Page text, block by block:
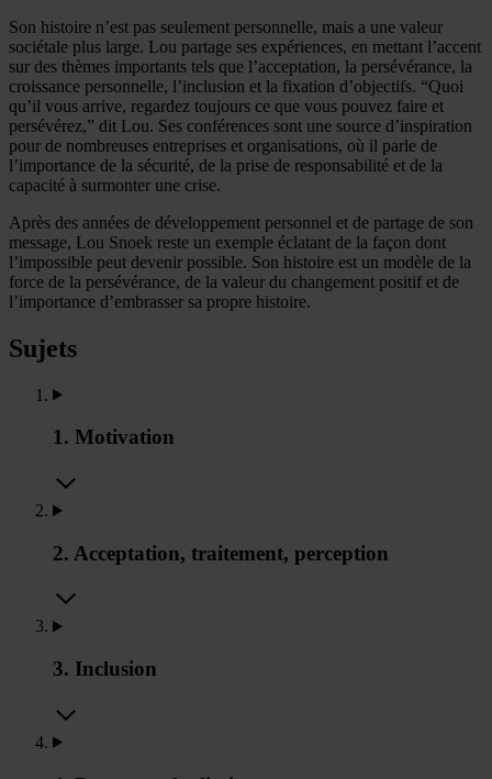
Son histoire n’est pas seulement personnelle, mais a une valeur
sociétale plus large. Lou partage ses expériences, en mettant l’accent
sur des thèmes importants tels que l’acceptation, la persévérance, la
croissance personnelle, l’inclusion et la fixation d’objectifs. “Quoi
qu’il vous arrive, regardez toujours ce que vous pouvez faire et
persévérez,” dit Lou. Ses conférences sont une source d’inspiration
pour de nombreuses entreprises et organisations, où il parle de
l’importance de la sécurité, de la prise de responsabilité et de la
capacité à surmonter une crise.
Après des années de développement personnel et de partage de son
message, Lou Snoek reste un exemple éclatant de la façon dont
l’impossible peut devenir possible. Son histoire est un modèle de la
force de la persévérance, de la valeur du changement positif et de
l’importance d’embrasser sa propre histoire.
Sujets
1. Motivation
2. Acceptation, traitement, perception
3. Inclusion